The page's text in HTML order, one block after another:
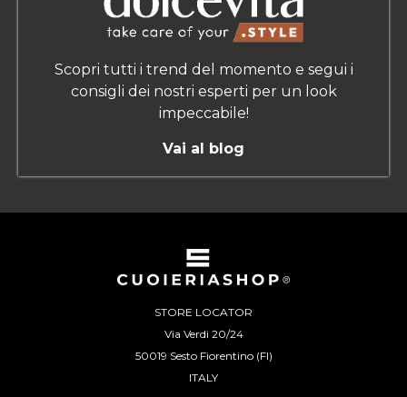
Scopri tutti i trend del momento e segui i
consigli dei nostri esperti per un look
impeccabile!
Vai al blog
STORE LOCATOR
Via Verdi 20/24
50019 Sesto Fiorentino (FI)
ITALY